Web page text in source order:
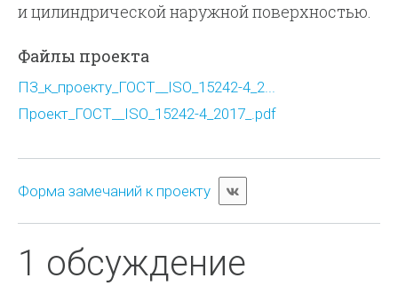
и цилиндрической наружной поверхностью.
Файлы проекта
ПЗ_к_проекту_ГОСТ__ISO_15242-4_2...
Проект_ГОСТ__ISO_15242-4_2017_.pdf
Форма замечаний к проекту
1 обсуждение